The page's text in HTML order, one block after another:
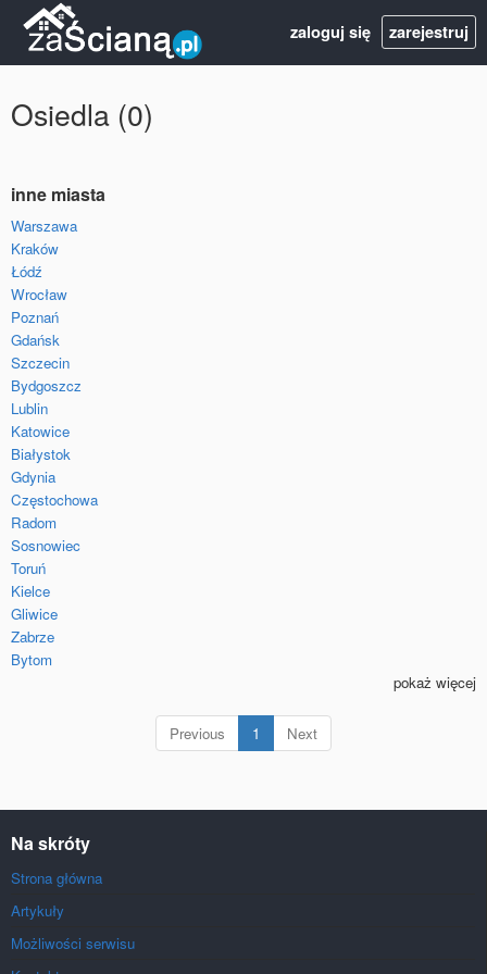
zaloguj się zarejestruj
Osiedla (0)
inne miasta
Warszawa
Kraków
Łódź
Wrocław
Poznań
Gdańsk
Szczecin
Bydgoszcz
Lublin
Katowice
Białystok
Gdynia
Częstochowa
Radom
Sosnowiec
Toruń
Kielce
Gliwice
Zabrze
Bytom
pokaż więcej
Previous 1 (current)
Next
Na skróty
Strona główna
Artykuły
Możliwości serwisu